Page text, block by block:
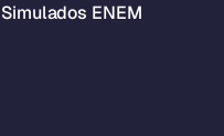
Simulados ENEM